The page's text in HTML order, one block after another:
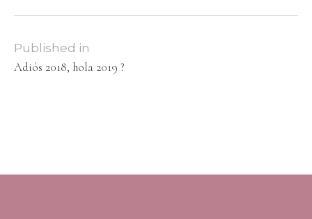
Published in
Adiós 2018, hola 2019 ?